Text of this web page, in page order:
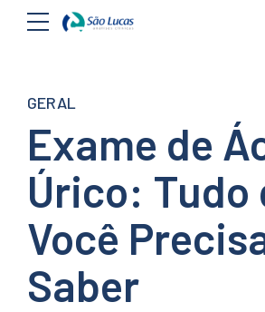
GERAL
Exame de
Úrico: Tudo
Você
Saber